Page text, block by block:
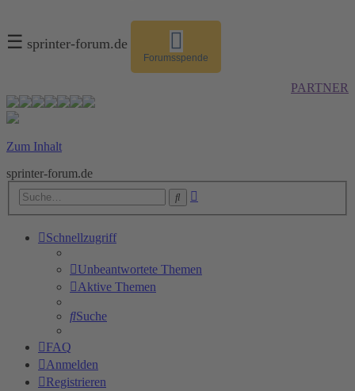
☰ sprinter-forum.de
Forumsspende
PARTNER
Zum Inhalt
sprinter-forum.de
Suche
Schnellzugriff
Unbeantwortete Themen
Aktive Themen
Suche
FAQ
Anmelden
Registrieren